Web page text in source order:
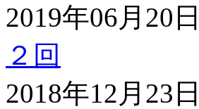
2019年06月20日
２回
2018年12月23日